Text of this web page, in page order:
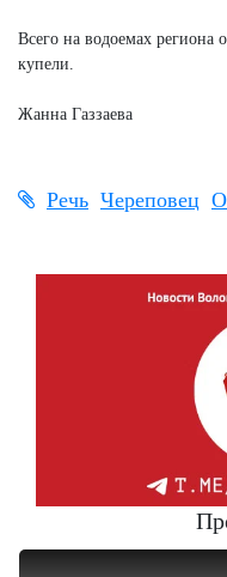
Всего на водоемах региона
купели.
Жанна Газзаева
Речь Череповец